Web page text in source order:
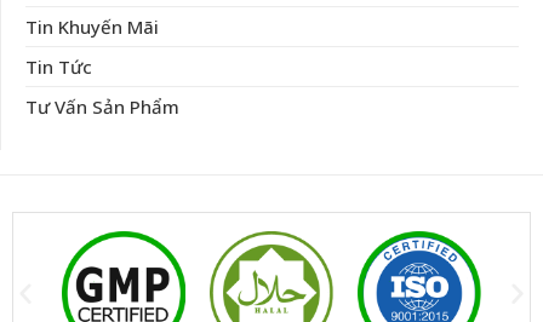
Tin Khuyến Mãi
Tin Tức
Tư Vấn Sản Phẩm